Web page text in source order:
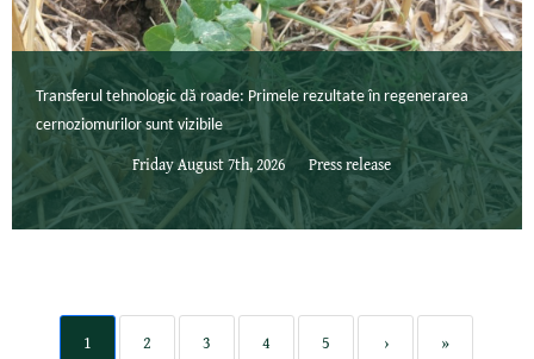
Transferul tehnologic dă roade: Primele rezultate în regenerarea
cernoziomurilor sunt vizibile
Friday August 7th, 2026 Press release
1 2 3 4 5 › »